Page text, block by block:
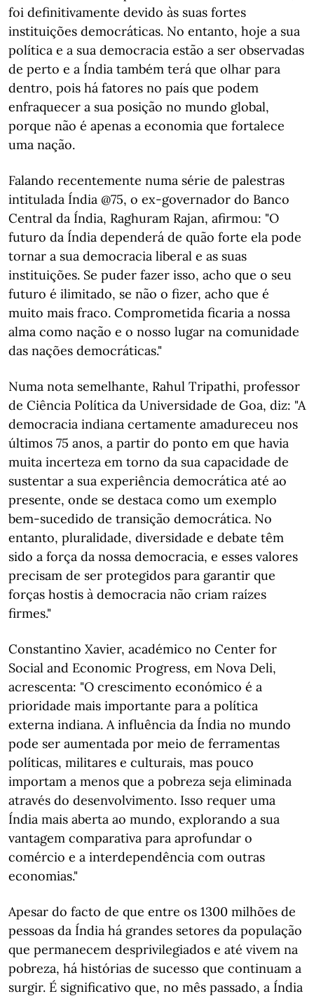
foi definitivamente devido às suas fortes
instituições democráticas. No entanto, hoje a sua
política e a sua democracia estão a ser observadas
de perto e a Índia também terá que olhar para
dentro, pois há fatores no país que podem
enfraquecer a sua posição no mundo global,
porque não é apenas a economia que fortalece
uma nação.
Falando recentemente numa série de palestras
intitulada Índia @75, o ex-governador do Banco
Central da Índia, Raghuram Rajan, afirmou: "O
futuro da Índia dependerá de quão forte ela pode
tornar a sua democracia liberal e as suas
instituições. Se puder fazer isso, acho que o seu
futuro é ilimitado, se não o fizer, acho que é
muito mais fraco. Comprometida ficaria a nossa
alma como nação e o nosso lugar na comunidade
das nações democráticas."
Numa nota semelhante, Rahul Tripathi, professor
de Ciência Política da Universidade de Goa, diz: "A
democracia indiana certamente amadureceu nos
últimos 75 anos, a partir do ponto em que havia
muita incerteza em torno da sua capacidade de
sustentar a sua experiência democrática até ao
presente, onde se destaca como um exemplo
bem-sucedido de transição democrática. No
entanto, pluralidade, diversidade e debate têm
sido a força da nossa democracia, e esses valores
precisam de ser protegidos para garantir que
forças hostis à democracia não criam raízes
firmes."
Constantino Xavier, académico no Center for
Social and Economic Progress, em Nova Deli,
acrescenta: "O crescimento económico é a
prioridade mais importante para a política
externa indiana. A influência da Índia no mundo
pode ser aumentada por meio de ferramentas
políticas, militares e culturais, mas pouco
importam a menos que a pobreza seja eliminada
através do desenvolvimento. Isso requer uma
Índia mais aberta ao mundo, explorando a sua
vantagem comparativa para aprofundar o
comércio e a interdependência com outras
economias."
Apesar do facto de que entre os 1300 milhões de
pessoas da Índia há grandes setores da população
que permanecem desprivilegiados e até vivem na
pobreza, há histórias de sucesso que continuam a
surgir. É significativo que, no mês passado, a Índia